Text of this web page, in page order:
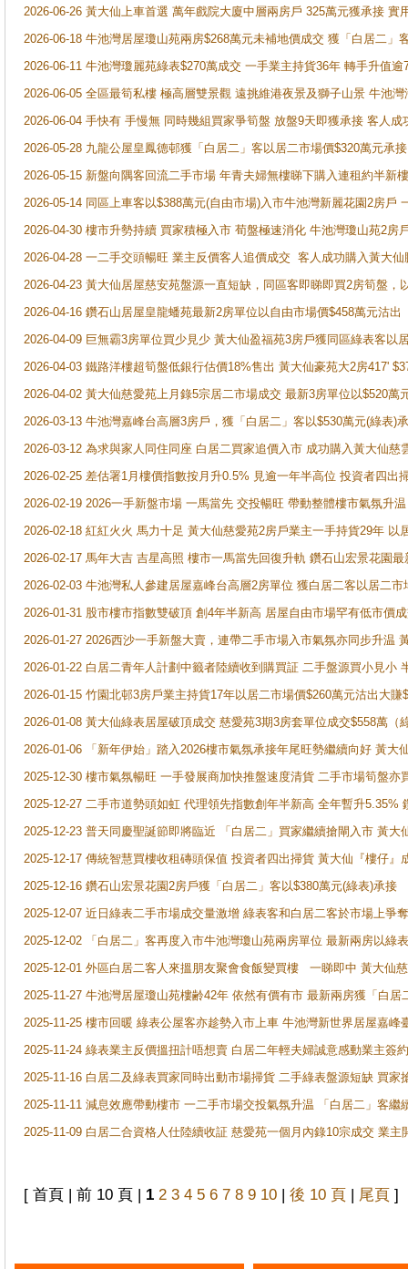
2026-06-26 黃大仙上車首選 萬年戲院大廈中層兩房戶 325萬元獲承接 實
2026-06-18 牛池灣居屋瓊山苑兩房$268萬元未補地價成交 獲「白居二」
2026-06-11 牛池灣瓊麗苑綠表$270萬成交 一手業主持貨36年 轉手升值逾
2026-06-05 全區最筍私樓 極高層雙景觀 遠挑維港夜景及獅子山景 牛池
2026-06-04 手快有 手慢無 同時幾組買家爭筍盤 放盤9天即獲承接 客人
2026-05-28 九龍公屋皇鳳德邨獲「白居二」客以居二市場價$320萬元承接
2026-05-15 新盤向隅客回流二手市場 年青夫婦無樓睇下購入連租約半新
2026-05-14 同區上車客以$388萬元(自由市場)入市牛池灣新麗花園2房戶
2026-04-30 樓市升勢持續 買家積極入市 荀盤極速消化 牛池灣瓊山苑2房
2026-04-28 一二手交頭暢旺 業主反價客人追價成交 客人成功購入黃大
2026-04-23 黃大仙居屋慈安苑盤源一直短缺，同區客即睇即買2房筍盤，
2026-04-16 鑽石山居屋皇龍蟠苑最新2房單位以自由市場價$458萬元沽出
2026-04-09 巨無霸3房單位買少見少 黃大仙盈福苑3房戶獲同區綠表客以
2026-04-03 鐵路洋樓超筍盤低銀行估價18%售出 黃大仙豪苑大2房417'
2026-04-02 黃大仙慈愛苑上月錄5宗居二市場成交 最新3房單位以$520萬
2026-03-13 牛池灣嘉峰台高層3房戶，獲「白居二」客以$530萬元(綠表)
2026-03-12 為求與家人同住同座 白居二買家追價入市 成功購入黃大仙
2026-02-25 差估署1月樓價指數按月升0.5% 見逾一年半高位 投資者四
2026-02-19 2026一手新盤市場 一馬當先 交投暢旺 帶動整體樓市氣氛升
2026-02-18 紅紅火火 馬力十足 黃大仙慈愛苑2房戶業主一手持貨29年 以
2026-02-17 馬年大吉 吉星高照 樓市一馬當先回復升軌 鑽石山宏景花園
2026-02-03 牛池灣私人參建居屋嘉峰台高層2房單位 獲白居二客以居二市
2026-01-31 股市樓市指數雙破頂 創4年半新高 居屋自由市場罕有低市價
2026-01-27 2026西沙一手新盤大賣，連帶二手市場入市氣氛亦同步升温
2026-01-22 白居二青年人計劃中籤者陸續收到購買証 二手盤源買小見小
2026-01-15 竹園北邨3房戶業主持貨17年以居二市場價$260萬元沽出大賺
2026-01-08 黃大仙綠表居屋破頂成交 慈愛苑3期3房套單位成交$558萬（
2026-01-06 「新年伊始」踏入2026樓市氣氛承接年尾旺勢繼續向好 黃
2025-12-30 樓市氣氛暢旺 一手發展商加快推盤速度清貨 二手市場筍盤
2025-12-27 二手市道勢頭如虹 代理領先指數創年半新高 全年暫升5.35%
2025-12-23 普天同慶聖誕節即將臨近 「白居二」買家繼續搶閘入市 黃
2025-12-17 傳統智慧買樓收租磚頭保值 投資者四出掃貨 黃大仙『樓仔
2025-12-16 鑽石山宏景花園2房戶獲「白居二」客以$380萬元(綠表)承接
2025-12-07 近日綠表二手市場成交量激增 綠表客和白居二客於市場上
2025-12-02 「白居二」客再度入市牛池灣瓊山苑兩房單位 最新兩房以綠
2025-12-01 外區白居二客人來搵朋友聚會食飯變買樓 一睇即中 黃大仙
2025-11-27 牛池灣居屋瓊山苑樓齢42年 依然有價有市 最新兩房獲「白居
2025-11-25 樓市回暖 綠表公屋客亦趁勢入市上車 牛池灣新世界居屋嘉峰
2025-11-24 綠表業主反價搵扭計唔想賣 白居二年輕夫婦誠意感動業主簽
2025-11-16 白居二及綠表買家同時出動市場掃貨 二手綠表盤源短缺 買
2025-11-11 減息效應帶動樓市 一二手市場交投氣氛升温 「白居二」客
2025-11-09 白居二合資格人仕陸續收証 慈愛苑一個月內錄10宗成交 業
[ 首頁 | 前 10 頁 | 1 2 3 4 5 6 7 8 9 10 | 後 10 頁 | 尾頁 ]